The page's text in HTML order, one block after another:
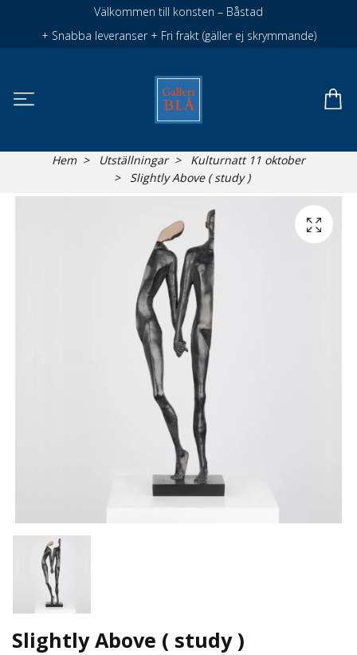
Välkommen till konsten – Båstad
+ Snabba leveranser + Fri frakt (gäller ej skrymmande)
Hem Utställningar
Kulturnatt 11 oktober
Slightly Above ( study )
Slightly Above ( study )